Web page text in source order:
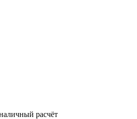
расчёт